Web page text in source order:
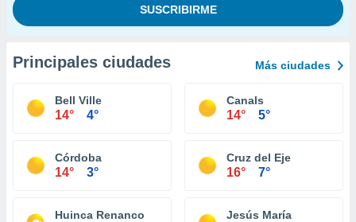
Principales ciudades Más ciudades
Bell Ville
14° 4°
Canals
14° 5°
Córdoba
14° 3°
Cruz del Eje
16° 7°
Huinca Renanco Jesús María